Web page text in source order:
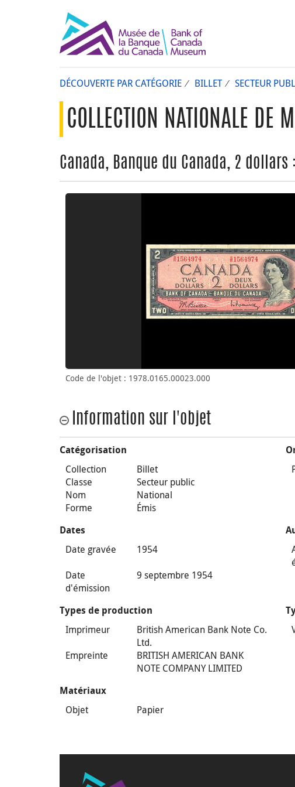
DÉCOUVERTE PAR CATÉGORIE BILLET SECTEUR
COLLECTION NATIONALE DE
Canada, Banque du Canada, 2 dollars
Code de l'objet : 1978.0165.00023.000
Information sur l'objet
Catégorisation
Collection
Billet
Classe
Secteur public
Nom
National
Forme
Émis
Dates
Date gravée
1954
Date
d'émission
9 septembre 1954
Types de production
Imprimeur
British American Bank Note Co.
Ltd.
Empreinte
BRITISH AMERICAN BANK
NOTE COMPANY LIMITED
Matériaux
Objet Papier